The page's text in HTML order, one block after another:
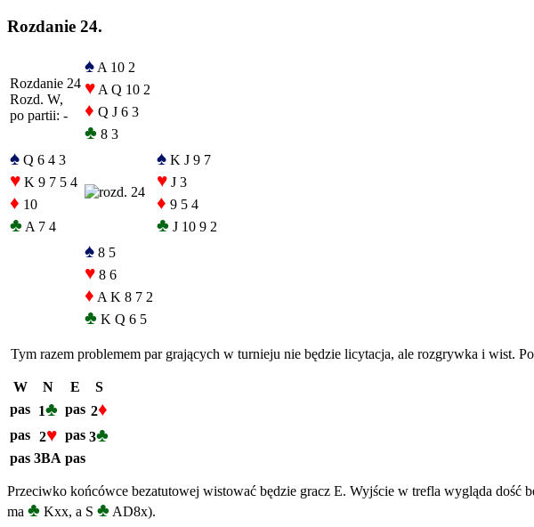
Rozdanie 24.
Rozdanie 24
Rozd. W,
po partii: -
♠ A 10 2
♥ A Q 10 2
♦ Q J 6 3
♣ 8 3
♠ Q 6 4 3
♥ K 9 7 5 4
♦ 10
♣ A 7 4
♠ K J 9 7
♥ J 3
♦ 9 5 4
♣ J 10 9 2
♠ 8 5
♥ 8 6
♦ A K 8 7 2
♣ K Q 6 5
Tym razem problemem par grających w turnieju nie będzie licytacja, ale rozgrywka i wist.
W N E
S
pas 1♣ pas 2♦
pas 2♥ pas 3♣
pas 3BA pas
Przeciwko końcówce bezatutowej wistować będzie gracz E. Wyjście w trefla wygląda dość
ma ♣ Kxx, a S ♣ AD8x).